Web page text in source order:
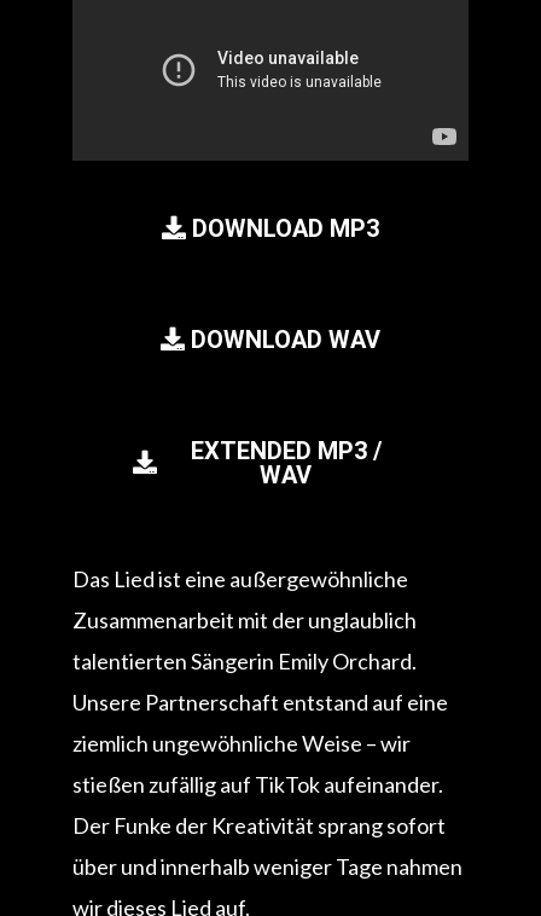
DOWNLOAD MP3
DOWNLOAD WAV
EXTENDED MP3 /
WAV
Das Lied ist eine außergewöhnliche
Zusammenarbeit mit der unglaublich
talentierten Sängerin Emily Orchard.
Unsere Partnerschaft entstand auf eine
ziemlich ungewöhnliche Weise – wir
stießen zufällig auf TikTok aufeinander.
Der Funke der Kreativität sprang sofort
über und innerhalb weniger Tage nahmen
wir dieses Lied auf.